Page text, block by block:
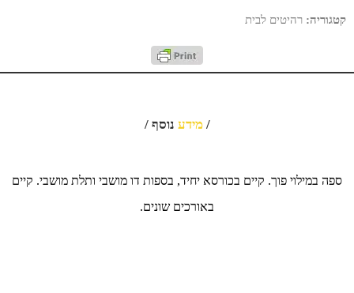
קטגוריה: רהיטים לבית
/ מידע נוסף /
ספה במילוי פוך. קיים בכורסא יחיד, בספות דו מושבי ותלת מושבי. קיים
באורכים שונים.